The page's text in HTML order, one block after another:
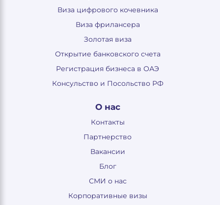
Виза цифрового кочевника
Виза фрилансера
Золотая виза
Открытие банковского счета
Регистрация бизнеса в ОАЭ
Консульство и Посольство РФ
О нас
Контакты
Партнерство
Вакансии
Блог
СМИ о нас
Корпоративные визы